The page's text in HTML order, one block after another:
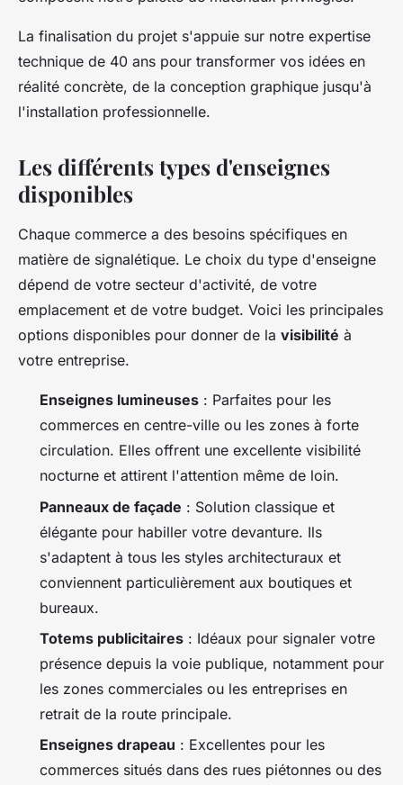
La finalisation du projet s'appuie sur notre expertise
technique de 40 ans pour transformer vos idées en
réalité concrète, de la conception graphique jusqu'à
l'installation professionnelle.
Les différents types d'enseignes
disponibles
Chaque commerce a des besoins spécifiques en
matière de signalétique. Le choix du type d'enseigne
dépend de votre secteur d'activité, de votre
emplacement et de votre budget. Voici les principales
options disponibles pour donner de la visibilité à
votre entreprise.
Enseignes lumineuses : Parfaites pour les
commerces en centre-ville ou les zones à forte
circulation. Elles offrent une excellente visibilité
nocturne et attirent l'attention même de loin.
Panneaux de façade : Solution classique et
élégante pour habiller votre devanture. Ils
s'adaptent à tous les styles architecturaux et
conviennent particulièrement aux boutiques et
bureaux.
Totems publicitaires : Idéaux pour signaler votre
présence depuis la voie publique, notamment pour
les zones commerciales ou les entreprises en
retrait de la route principale.
Enseignes drapeau : Excellentes pour les
commerces situés dans des rues piétonnes ou des